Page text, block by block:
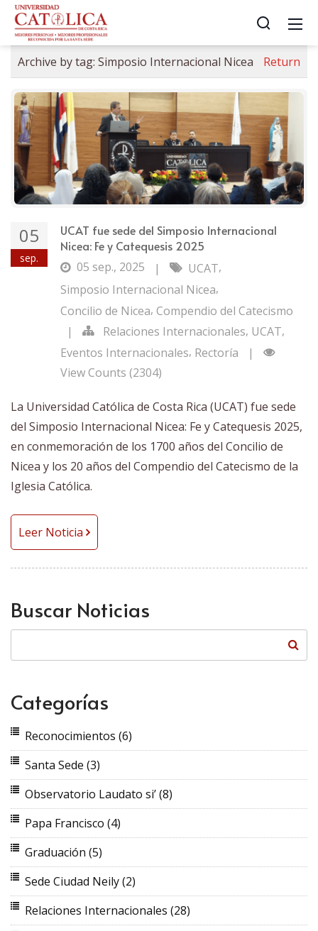
Archive by tag: Simposio Internacional Nicea Return
05
sep.
UCAT fue sede del Simposio Internacional
Nicea: Fe y Catequesis 2025
05 sep., 2025
| UCAT,
Simposio Internacional Nicea,
Concilio de Nicea, Compendio del Catecismo
|
Relaciones Internacionales, UCAT,
Eventos Internacionales, Rectoría
|
View Counts (2304)
La Universidad Católica de Costa Rica (UCAT) fue sede
del Simposio Internacional Nicea: Fe y Catequesis 2025,
en conmemoración de los 1700 años del Concilio de
Nicea y los 20 años del Compendio del Catecismo de la
Iglesia Católica.
Leer Noticia
Buscar Noticias
Categorías
Reconocimientos (6)
Santa Sede (3)
Observatorio Laudato si’(8)
Papa Francisco (4)
Graduación (5)
Sede Ciudad Neily(2)
Relaciones Internacionales (28)